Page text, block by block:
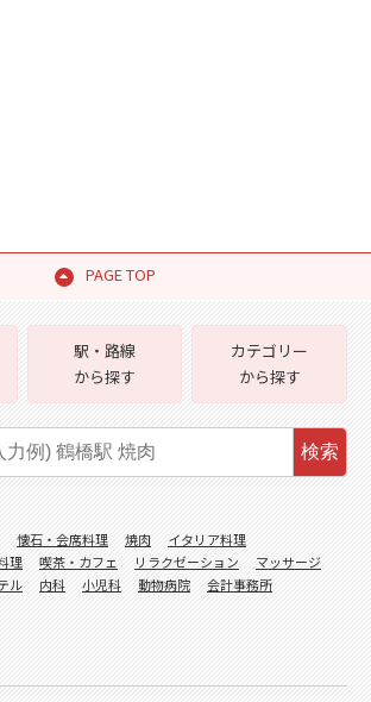
PAGE TOP
駅・路線
から探す
カテゴリー
から探す
検索
懐石・会席料理 焼肉
イタリア料理
理 喫茶・カフェ リラクゼーション
マッサージ
ル 内科 小児科 動物病院
会計事務所